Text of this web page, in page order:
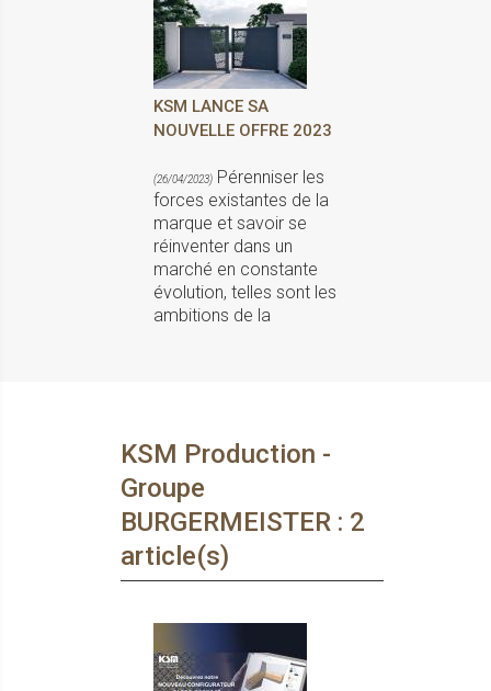
KSM LANCE SA
NOUVELLE OFFRE 2023
(26/04/2023) Pérenniser les
forces existantes de la
marque et savoir se
réinventer dans un
marché en constante
évolution, telles sont les
ambitions de la
KSM Production -
Groupe
BURGERMEISTER : 2
article(s)